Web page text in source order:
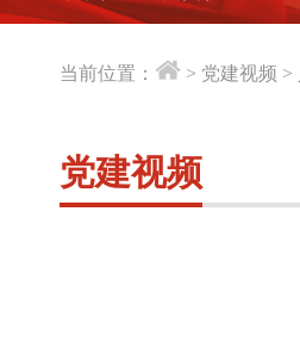
当前位置： > 党建视频 >
党建视频